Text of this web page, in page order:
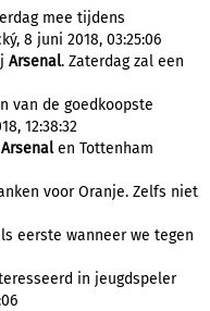
mee tijdens
8 juni 2018, 03:25:06
Arsenal. Zaterdag zal een
van de goedkoopste
12:38:32
Arsenalen Tottenham
voor Oranje. Zelfs niet
eerste wanneer we tegen
in jeugdspeler